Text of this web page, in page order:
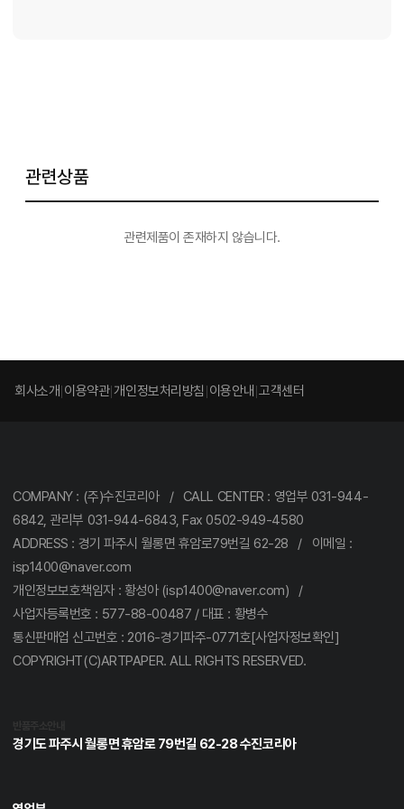
관련상품
관련제품이 존재하지 않습니다.
회사소개 이용약관 개인정보처리방침 이용안내 고객센터
COMPANY : (주)수진코리아 / CALL CENTER : 영업부 031-944-
6842, 관리부 031-944-6843, Fax 0502-949-4580
ADDRESS : 경기 파주시 월롱면 휴암로79번길 62-28 / 이메일 :
isp1400@naver.com
개인정보보호책임자 : 황성아 (isp1400@naver.com) /
사업자등록번호 : 577-88-00487 / 대표 : 황병수
통신판매업 신고번호 : 2016-경기파주-0771호[사업자정보확인]
COPYRIGHT(C)ARTPAPER. ALL RIGHTS RESERVED.
경기도 파주시 월롱면 휴암로 79번길 62-28 수진코리아